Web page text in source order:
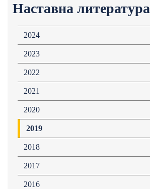
Наставна литература
2024
2023
2022
2021
2020
2019
2018
2017
2016